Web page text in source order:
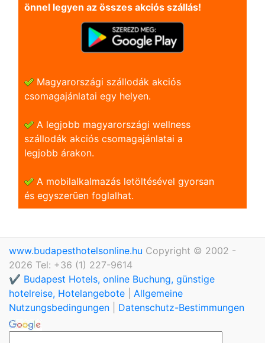
önnel legyen az összes akciós szállás!
Magyarországi szállodák akciós
csomagajánlatai egy helyen.
A legjobb magyarországi wellness
szállodák akciós csomagajánlatai a
legjobb árakon.
A mobilalkalmazás letöltésével gyorsan
és egyszerũen foglalhat.
www.budapesthotelsonline.hu Copyright © 2002 -
2026 Tel: +36 (1) 227-9614
✔️ Budapest Hotels, online Buchung, günstige
hotelreise, Hotelangebote
Allgemeine
Nutzungsbedingungen
Datenschutz-Bestimmungen